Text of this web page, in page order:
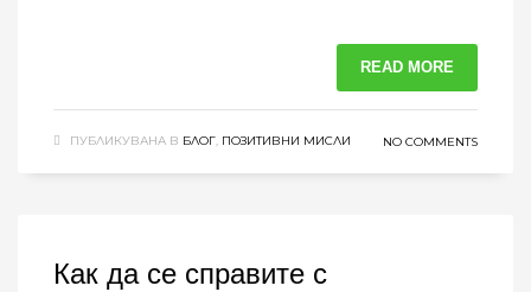
READ MORE
ПУБЛИКУВАНА В БЛОГ, ПОЗИТИВНИ МИСЛИ NO COMMENTS
Как да се справите с